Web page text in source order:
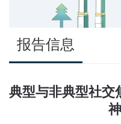
报告信息
典型与非典型社交